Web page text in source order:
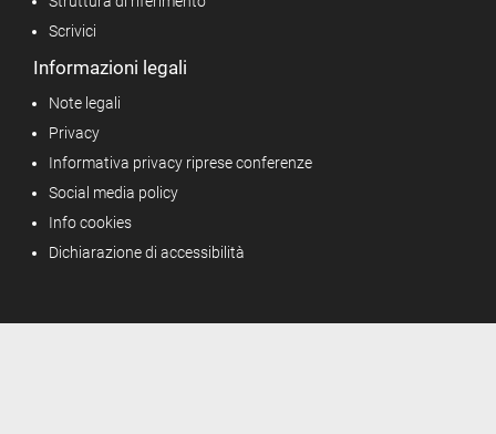
Scrivici
Informazioni legali
Note legali
Privacy
Informativa privacy riprese conferenze
Social media policy
Info cookies
Dichiarazione di accessibilità